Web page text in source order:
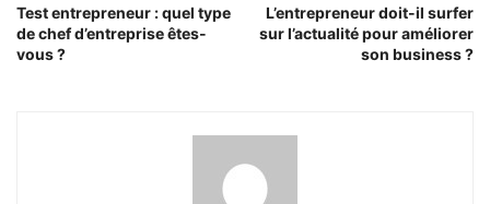
Test entrepreneur : quel type
de chef d’entreprise êtes-
vous ?
L’entrepreneur doit-il surfer
sur l’actualité pour améliorer
son business ?